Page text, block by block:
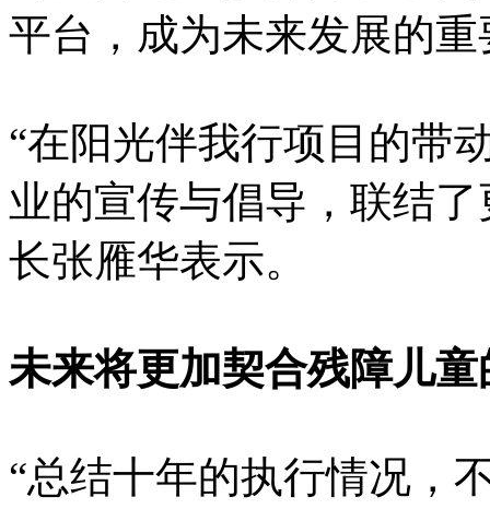
平台，成为未来发展的
“在阳光伴我行项目的带
业的宣传与倡导，联结
长张雁华表示。
未来将更加契合残障儿童
“总结十年的执行情况，